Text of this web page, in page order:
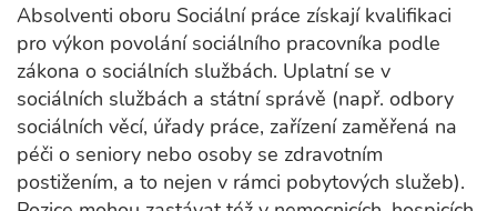
Absolventi oboru Sociální práce získají kvalifikaci
pro výkon povolání sociálního pracovníka podle
zákona o sociálních službách. Uplatní se v
sociálních službách a státní správě (např. odbory
sociálních věcí, úřady práce, zařízení zaměřená na
péči o seniory nebo osoby se zdravotním
postižením, a to nejen v rámci pobytových služeb).